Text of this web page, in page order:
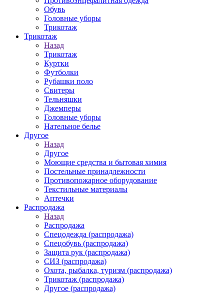
Обувь
Головные уборы
Трикотаж
Трикотаж
Назад
Трикотаж
Куртки
Футболки
Рубашки поло
Свитеры
Тельняшки
Джемперы
Головные уборы
Нательное белье
Другое
Назад
Другое
Моющие средства и бытовая химия
Постельные принадлежности
Противопожарное оборудование
Текстильные материалы
Аптечки
Распродажа
Назад
Распродажа
Спецодежда (распродажа)
Спецобувь (распродажа)
Защита рук (распродажа)
СИЗ (распродажа)
Охота, рыбалка, туризм (распродажа)
Трикотаж (распродажа)
Другое (распродажа)